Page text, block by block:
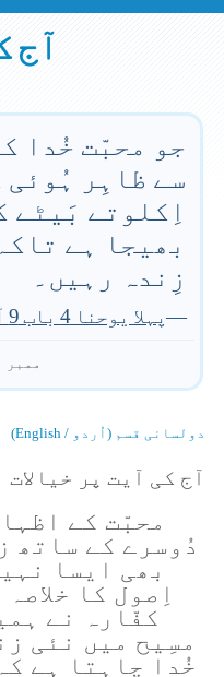
آج
جو محبّت خُدا
سے ظاہِر ہُوئی
اِکلوتے بَیٹے
بھیجا ہے
زِندہ رہیں۔
—پہلا یوحنا 4 باب 9 آیت
ممبر
دولسانی قسم (اُردو / English)
آج کی آیت پر خیالات
محبّت کے
دُوسرے کے ساتھ
بھی ایسا
اِصول کا
کفّارہ نے
مسِیح میں نئی
خُدا چاہتا ہے